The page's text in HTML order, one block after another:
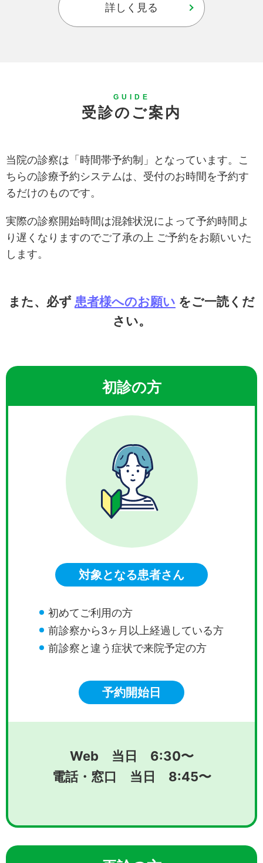
詳しく見る
GUIDE
受診のご案内
当院の診察は「時間帯予約制」となっています。こ
ちらの診療予約システムは、受付のお時間を予約す
るだけのものです。
実際の診察開始時間は混雑状況によって予約時間よ
り遅くなりますのでご了承の上 ご予約をお願いいた
します。
また、必ず 患者様へのお願い をご一読くだ
さい。
初診の方
対象となる患者さん
初めてご利用の方
前診察から3ヶ月以上経過している方
前診察と違う症状で来院予定の方
予約開始日
Web 当日 6:30〜
電話・窓口 当日 8:45〜